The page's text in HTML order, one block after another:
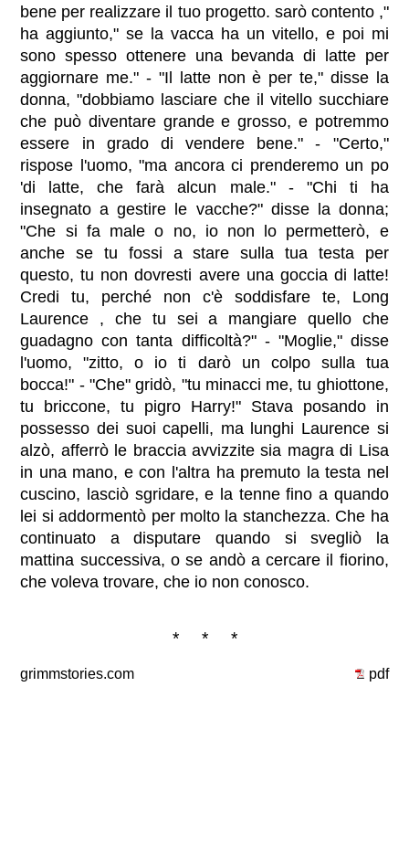
bene per realizzare il tuo progetto. sarò contento ,"
ha aggiunto," se la vacca ha un vitello, e poi mi
sono spesso ottenere una bevanda di latte per
aggiornare me." - "Il latte non è per te," disse la
donna, "dobbiamo lasciare che il vitello succhiare
che può diventare grande e grosso, e potremmo
essere in grado di vendere bene." - "Certo,"
rispose l'uomo, "ma ancora ci prenderemo un po
'di latte, che farà alcun male." - "Chi ti ha
insegnato a gestire le vacche?" disse la donna;
"Che si fa male o no, io non lo permetterò, e
anche se tu fossi a stare sulla tua testa per
questo, tu non dovresti avere una goccia di latte!
Credi tu, perché non c'è soddisfare te, Long
Laurence , che tu sei a mangiare quello che
guadagno con tanta difficoltà?" - "Moglie," disse
l'uomo, "zitto, o io ti darò un colpo sulla tua
bocca!" - "Che" gridò, "tu minacci me, tu ghiottone,
tu briccone, tu pigro Harry!" Stava posando in
possesso dei suoi capelli, ma lunghi Laurence si
alzò, afferrò le braccia avvizzite sia magra di Lisa
in una mano, e con l'altra ha premuto la testa nel
cuscino, lasciò sgridare, e la tenne fino a quando
lei si addormentò per molto la stanchezza. Che ha
continuato a disputare quando si svegliò la
mattina successiva, o se andò a cercare il fiorino,
che voleva trovare, che io non conosco.
* * *
grimmstories.com pdf